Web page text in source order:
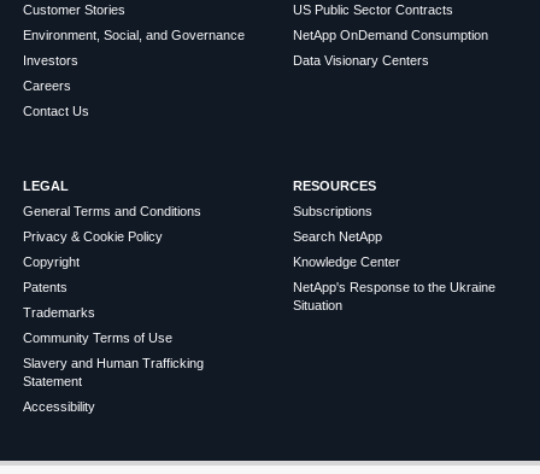
Customer Stories
Environment, Social, and Governance
Investors
Careers
Contact Us
US Public Sector Contracts
NetApp OnDemand Consumption
Data Visionary Centers
LEGAL
General Terms and Conditions
Privacy & Cookie Policy
Copyright
Patents
Trademarks
Community Terms of Use
Slavery and Human Trafficking
Statement
Accessibility
RESOURCES
Subscriptions
Search NetApp
Knowledge Center
NetApp's Response to the Ukraine
Situation